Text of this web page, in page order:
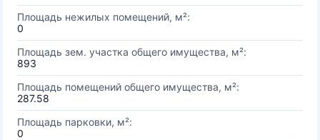
Площадь нежилых помещений, м²:
0
Площадь зем. участка общего имущества, м²:
893
Площадь помещений общего имущества, м²:
287.58
Площадь парковки, м²:
0